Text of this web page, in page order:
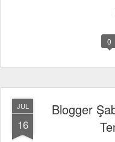
0
JUL
16
Blogger